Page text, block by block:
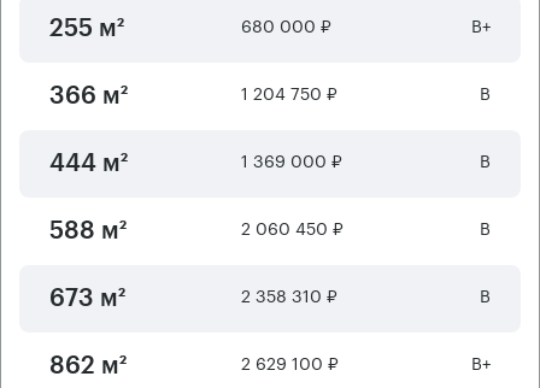
255 м² 680 000 ₽ B+
366 м² 1 204 750 ₽ B
444 м² 1 369 000 ₽ B
588 м² 2 060 450 ₽ B
673 м² 2 358 310 ₽ B
862 м² 2 629 100 ₽ B+